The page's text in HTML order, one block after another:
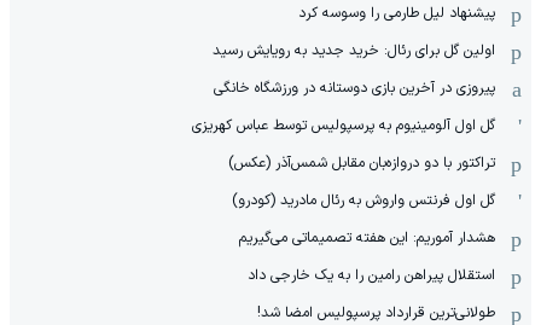
پیشنهاد لیل طارمی را وسوسه کرد
اولین گل برای رئال: خرید جدید به رویایش رسید
پیروزی در آخرین بازی دوستانه در ورزشگاه خانگی
گل اول آلومینیوم به پرسپولیس توسط عباس کهریزی
تراکتور با دو دروازه‌بان مقابل شمس‌آذر (عکس)
گل اول فرنتس واروش به رئال مادرید (کودرو)
هشدار آموریم: این هفته تصمیماتی می‌گیریم
استقلال پیراهن رامین را به یک خارجی داد
طولانی‌ترین قرارداد پرسپولیس امضا شد!